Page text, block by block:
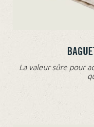
La valeur sûre pour